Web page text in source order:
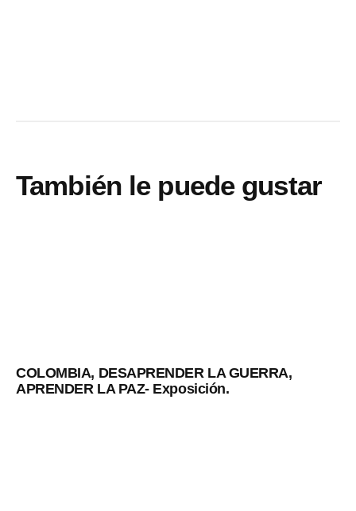
También le puede gustar
COLOMBIA, DESAPRENDER LA GUERRA,
APRENDER LA PAZ- Exposición.